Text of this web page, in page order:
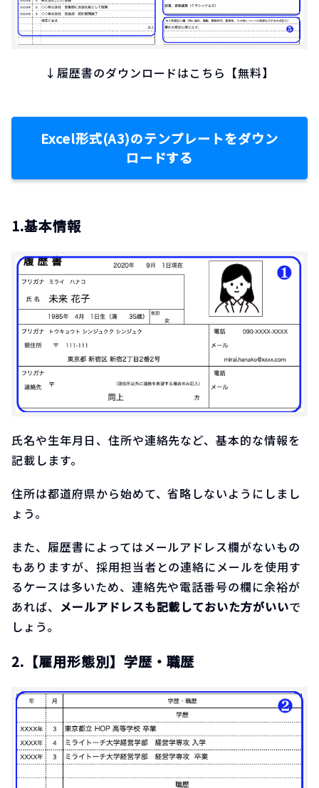
↓履歴書のダウンロードはこちら【無料】
Excel形式(A3)のテンプレートをダウン
ロードする
1.基本情報
氏名や生年月日、住所や連絡先など、基本的な情報を
記載します。
住所は都道府県から始めて、省略しないようにしまし
ょう。
また、履歴書によってはメールアドレス欄がないもの
もありますが、採用担当者との連絡にメールを使用す
るケースは多いため、連絡先や電話番号の欄に余裕が
あれば、 メールアドレスも記載しておいた方がいいで
しょう。
2.【雇用形態別】学歴・職歴